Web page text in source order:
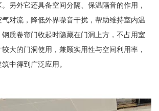
另外它还具备空间分隔、保温隔音的作用，
对流，降低外界噪音干扰，帮助维持室内温
质卷帘门收起时隐藏在门洞上方，不占用室
大的门洞使用，兼顾实用性与空间利用率，
中得到广泛应用。